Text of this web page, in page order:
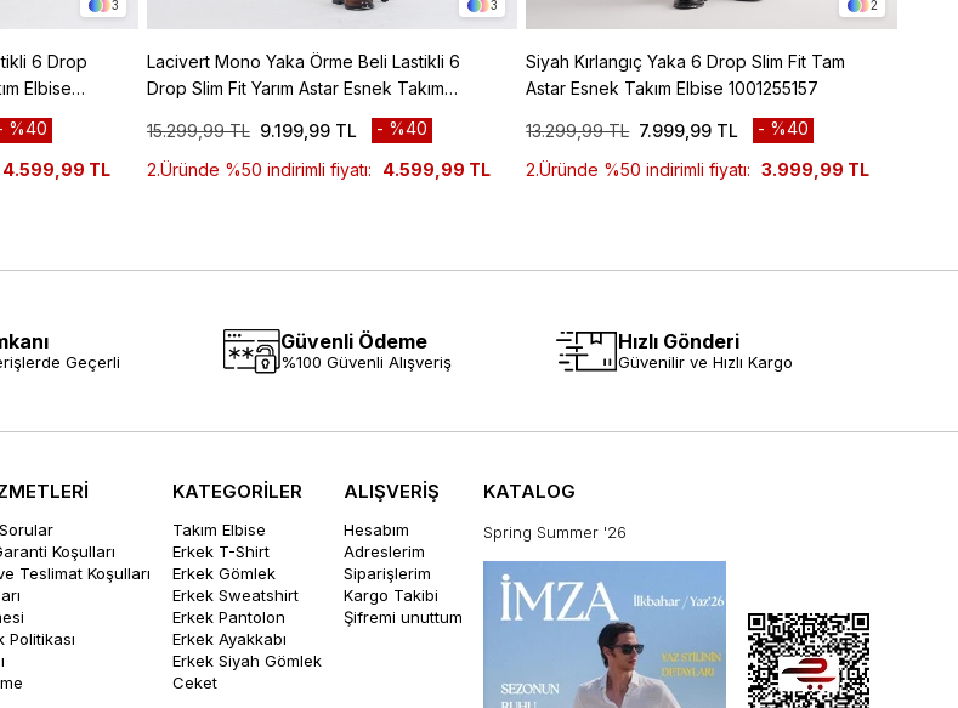
3
6 Drop
Elbise
%40
4.599,99 TL
3
Lacivert Mono Yaka Örme Beli Lastikli 6
Drop Slim Fit Yarım Astar Esnek Takım
9.199,99 TL
15.299,99 TL
%40
2.Üründe %50 indirimli fiyatı:
4.599,99 TL
2
Siyah Kırlangıç Yaka 6 Drop Slim Fit Tam
Astar Esnek Takım Elbise 1001255157
7.999,99 TL
13.299,99 TL
%40
2.Üründe %50 indirimli fiyatı:
3.999,99 TL
Geçerli
Güvenli Ödeme
%100 Güvenli Alışveriş
Hızlı Gönderi
Güvenilir ve Hızlı Kargo
Koşulları
Teslimat Koşulları
Politikası
KATEGORİLER
Takım Elbise
Erkek T-Shirt
Erkek Gömlek
Erkek Sweatshirt
Erkek Pantolon
Erkek Ayakkabı
Erkek Siyah Gömlek
Ceket
ALIŞVERİŞ
Hesabım
Adreslerim
Siparişlerim
Kargo Takibi
Şifremi unuttum
KATALOG
Spring Summer '26